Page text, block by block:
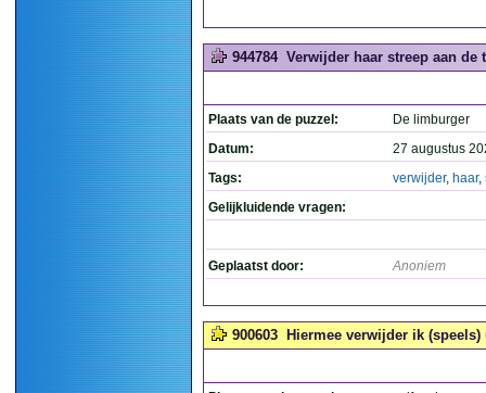
944784 Verwijder haar streep aan de
Plaats van de puzzel:
De limburger
Datum:
27 augustus
Tags:
verwijder, haar,
Gelijkluidende vragen:
Geplaatst door: Anoniem
900603 Hiermee verwijder ik